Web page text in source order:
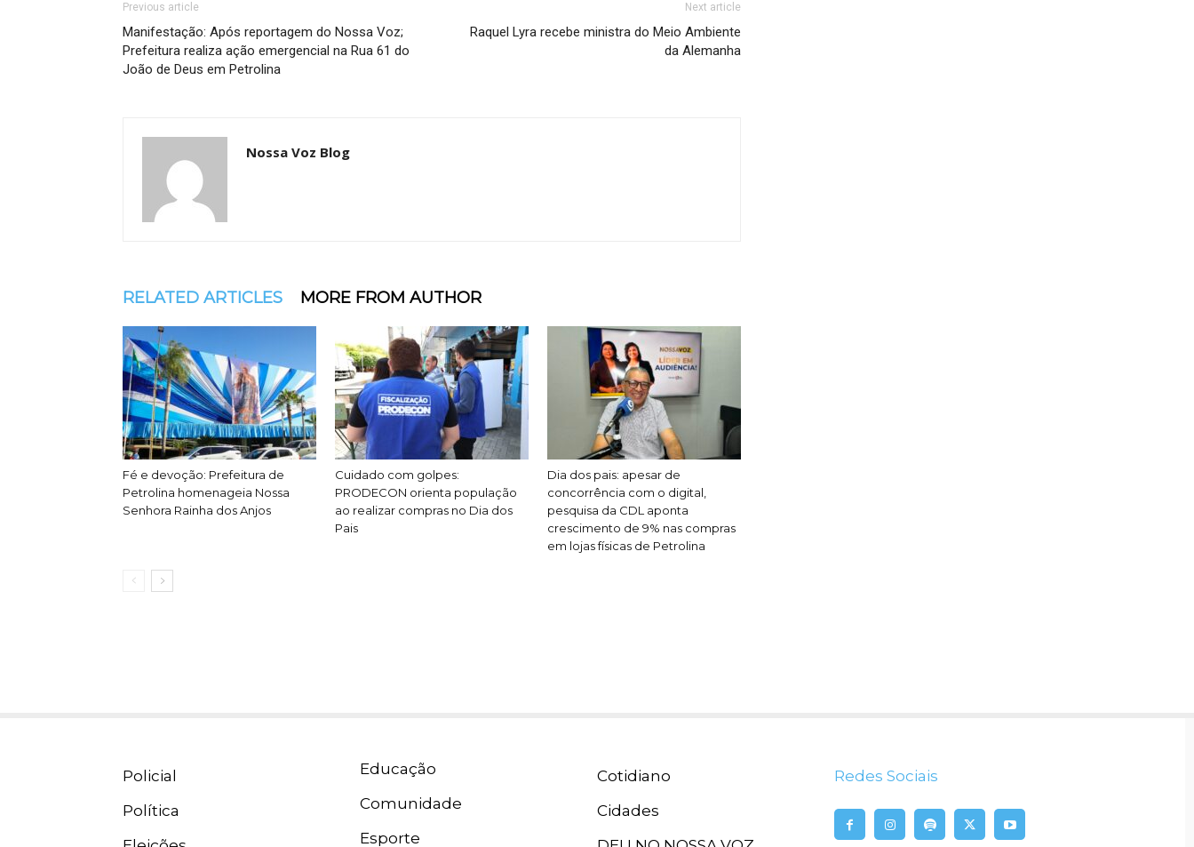
Previous article
Manifestação: Após reportagem do Nossa Voz;
Prefeitura realiza ação emergencial na Rua 61 do
João de Deus em Petrolina
Next article
Raquel Lyra recebe ministra do Meio Ambiente
da Alemanha
Nossa Voz Blog
RELATED ARTICLES MORE FROM AUTHOR
Fé e devoção: Prefeitura de
Petrolina homenageia Nossa
Senhora Rainha dos Anjos
Cuidado com golpes:
PRODECON orienta população
ao realizar compras no Dia dos
Pais
Dia dos pais: apesar de
concorrência com o digital,
pesquisa da CDL aponta
crescimento de 9% nas compras
em lojas físicas de Petrolina
Policial
Política
Educação
Comunidade
Esporte
Cotidiano
Cidades
Redes Sociais